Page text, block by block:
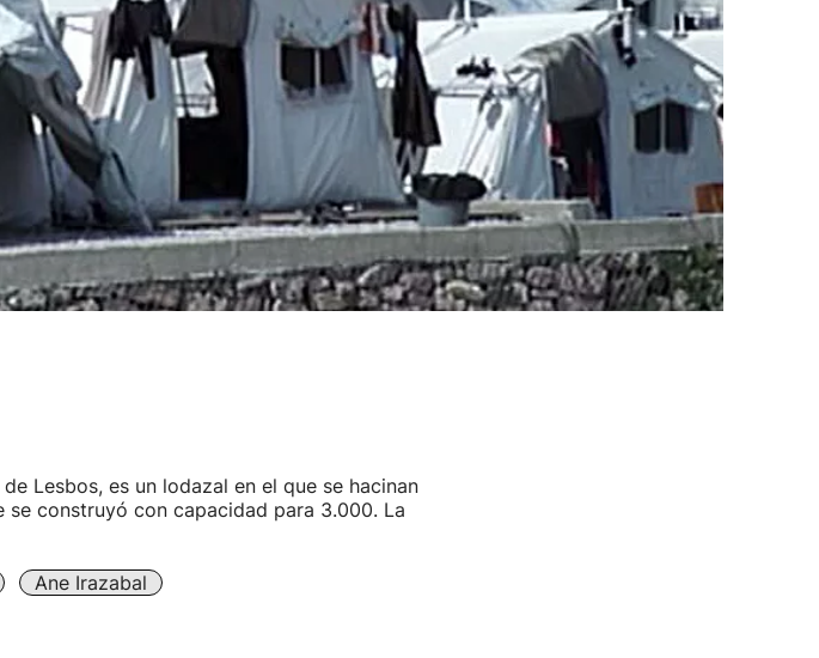
Lesbos, es un lodazal en el que se hacinan
se construyó con capacidad para 3.000. La
Ane Irazabal